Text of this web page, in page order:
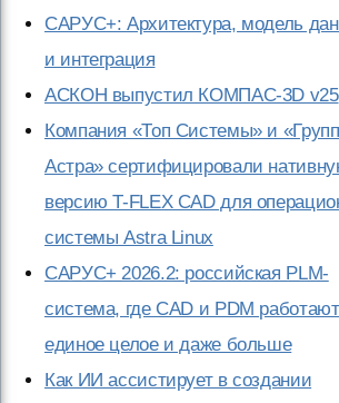
САРУС+: Архитектура, модель
и интеграция
АСКОН выпустил КОМПАС-3D v25
Компания «Топ Системы» и
Астра» сертифицировали
версию T-FLEX CAD для
системы Astra Linux
САРУС+ 2026.2: российская PLM-
система, где CAD и PDM работают
единое целое и даже больше
Как ИИ ассистирует в создании